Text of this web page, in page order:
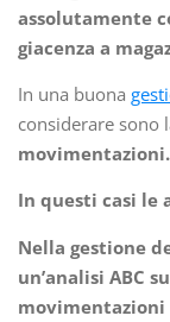
assolutamente
giacenza a
In una buona
considerare sono
movimentazioni.
In questi casi le
Nella gestione
un’analisi ABC